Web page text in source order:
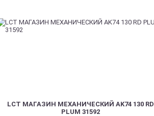
LCT МАГАЗИН МЕХАНИЧЕСКИЙ AK74 130 RD
PLUM 31592